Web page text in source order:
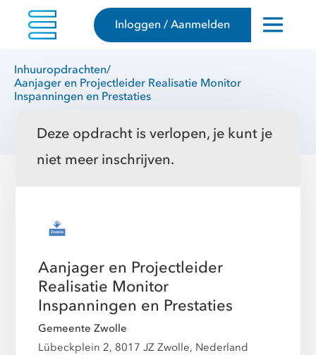
Inloggen / Aanmelden
Inhuuropdrachten/
Aanjager en Projectleider Realisatie Monitor
Inspanningen en Prestaties
Deze opdracht is verlopen, je kunt je
niet meer inschrijven.
Aanjager en Projectleider
Realisatie Monitor
Inspanningen en Prestaties
Gemeente Zwolle
Lübeckplein 2, 8017 JZ Zwolle, Nederland